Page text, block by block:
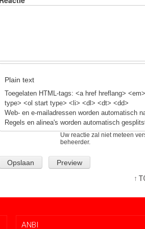
Plain text
Toegelaten HTML-tags: <a href hreflang>
type> <ol start type> <li> <dl> <dt> <dd>
Web- en e-mailadressen worden automatisch
Regels en alinea's worden automatisch
Uw reactie zal niet meteen
beheerder.
↑
ANBI